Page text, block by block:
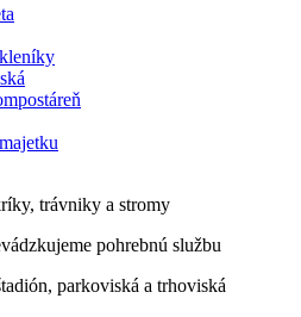
trávniky a stromy
pohrebnú službu
parkoviská a trhoviská